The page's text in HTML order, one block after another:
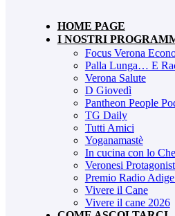
HOME PAGE
I NOSTRI
Focus Verona
Palla Lunga… E
Verona Salute
D Giovedì
Pantheon People
TG Daily
Tutti Amici
Yoganamastè
In cucina con lo
Veronesi
Premio Radio
Vivere il Cane
Vivere il cane 2026